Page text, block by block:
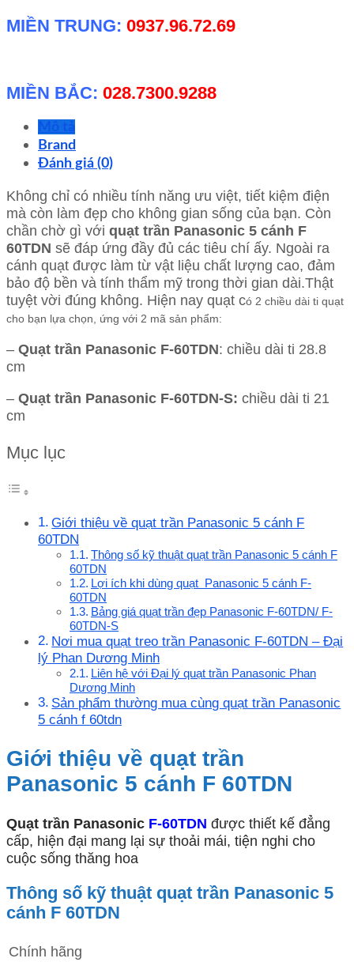
MIỀN TRUNG: 0937.96.72.69
MIỀN BẮC: 028.7300.9288
Mô tả
Brand
Đánh giá (0)
Không chỉ có nhiều tính năng ưu việt, tiết kiệm điện
mà còn làm đẹp cho không gian sống của bạn. Còn
chần chờ gì với quạt trần Panasonic 5 cánh F
60TDN sẽ đáp ứng đầy đủ các tiêu chí ấy. Ngoài ra
cánh quạt được làm từ vật liệu chất lượng cao, đảm
bảo độ bền và tính thẩm mỹ trong thời gian dài.Thật
tuyệt vời đúng không. Hiện nay quạt có 2 chiều dài ti quạt
cho bạn lựa chọn, ứng với 2 mã sản phẩm:
– Quạt trần Panasonic F-60TDN: chiều dài ti 28.8
cm
– Quạt trần Panasonic F-60TDN-S: chiều dài ti 21
cm
Mục lục
Giới thiệu về quạt trần Panasonic 5 cánh F
60TDN
Thông số kỹ thuật quạt trần Panasonic 5 cánh F
60TDN
Lợi ích khi dùng quạt Panasonic 5 cánh F-
60TDN
Bảng giá quạt trần đẹp Panasonic F-60TDN/ F-
60TDN-S
Nơi mua quạt treo trần Panasonic F-60TDN – Đại
lý Phan Dương Minh
Liên hệ với Đại lý quạt trần Panasonic Phan
Dương Minh
Sản phẩm thường mua cùng quạt trần Panasonic
5 cánh f 60tdn
Giới thiệu về quạt trần
Panasonic 5 cánh F 60TDN
Quạt trần Panasonic F-60TDN được thiết kế đẳng
cấp, hiện đại mang lại sự thoải mái, tiện nghi cho
cuộc sống thăng hoa
Thông số kỹ thuật quạt trần Panasonic 5
cánh F 60TDN
Chính hãng